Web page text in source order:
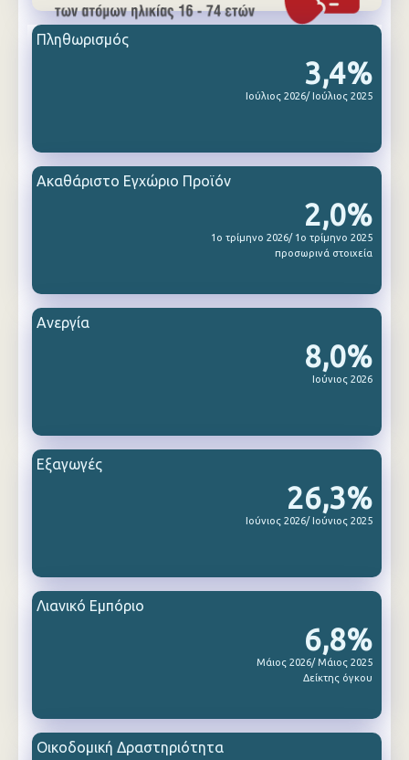
3,4%
Ιούλιος 2026/ Ιούλιος 2025
Πληθωρισμός
2,0%
1ο τρίμηνο 2026/ 1ο τρίμηνο 2025
προσωρινά στοιχεία
Ακαθάριστο Εγχώριο Προϊόν
8,0%
Ιούνιος 2026
Ανεργία
26,3%
Ιούνιος 2026/ Ιούνιος 2025
Εξαγωγές
6,8%
Μάιος 2026/ Μάιος 2025
Δείκτης όγκου
Λιανικό Εμπόριο
Οικοδομική Δραστηριότητα